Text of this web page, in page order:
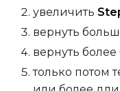
увеличить
вернуть
вернуть
только потом